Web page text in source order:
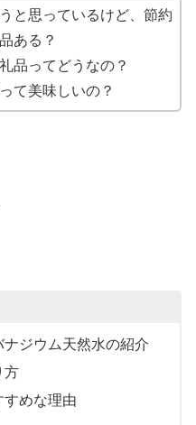
と思っているけど、節約
ある？
品ってどうなの？
て美味しいの？
ジウム天然水の紹介
方
めな理由